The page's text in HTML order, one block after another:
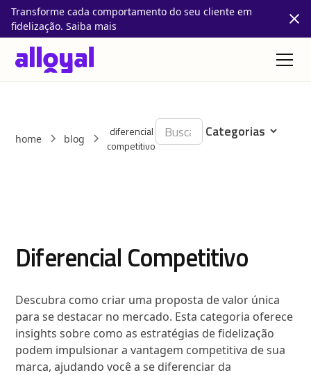
Transforme cada comportamento do seu cliente em
fidelização. Saiba mais
home blog
diferencial
competitivo
Diferencial Competitivo
Descubra como criar uma proposta de valor única
para se destacar no mercado. Esta categoria oferece
insights sobre como as estratégias de fidelização
podem impulsionar a vantagem competitiva de sua
marca, ajudando você a se diferenciar da